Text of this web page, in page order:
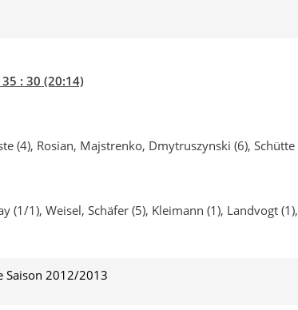
: 30 (20:14)
(4), Rosian, Majstrenko, Dmytruszynski (6),
(1/1), Weisel, Schäfer (5), Kleimann (1), Landvogt
Saison 2012/2013